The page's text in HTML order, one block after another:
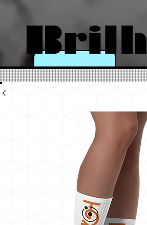
Brilh
e
como
o sol